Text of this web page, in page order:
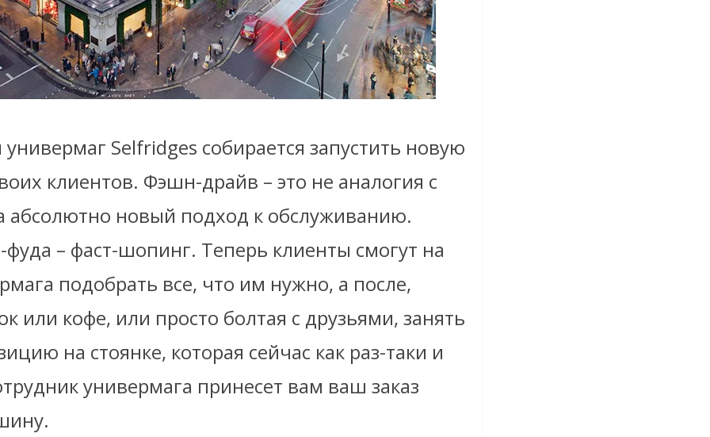
Selfridges собирается запустить новую
клиентов. Фэшн-драйв – это не аналогия с
абсолютно новый подход к обслуживанию.
фуда – фаст-шопинг. Теперь клиенты смогут на
подобрать все, что им нужно, а после,
или кофе, или просто болтая с друзьями, занять
на стоянке, которая сейчас как раз-таки и
универмага принесет вам ваш заказ